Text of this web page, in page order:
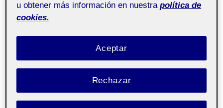
Por Folio 8 septiembre, 2021
(Esta publicación se ha generado
automáticamente y la puede ver todo el mundo)
u obtener más información en nuestra política de
cookies.
Rechazar
Aceptar